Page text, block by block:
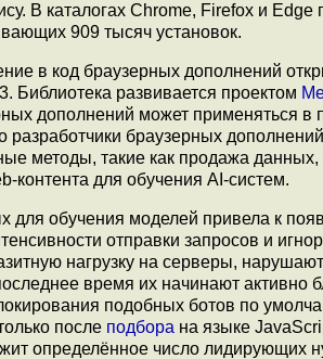
В каталогах Chrome, Firefox и
909 тысяч установок.
в код браузерных дополнений
Библиотека развивается проектом
дополнений может применяться
браузерных
методы, такие как продажа
контента для обучения AI-систем.
для обучения моделей привела к
отправки запросов и
нагрузку на серверы,
время их начинают активно
подобных ботов по
после подбора на языке
определённое число лидирующих